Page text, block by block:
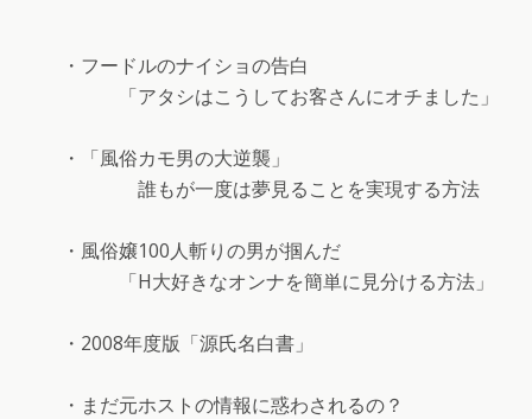
・フードルのナイショの告白
「アタシはこうしてお客さんにオチました」
・「風俗カモ男の大逆襲」
誰もが一度は夢見ることを実現する方法
・風俗嬢100人斬りの男が掴んだ
「H大好きなオンナを簡単に見分ける方法」
・2008年度版「源氏名白書」
・まだ元ホストの情報に惑わされるの？